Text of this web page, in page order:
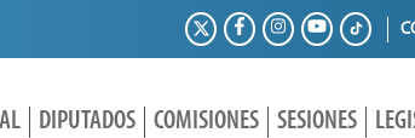
DIPUTADOS COMISIONES SESIONES